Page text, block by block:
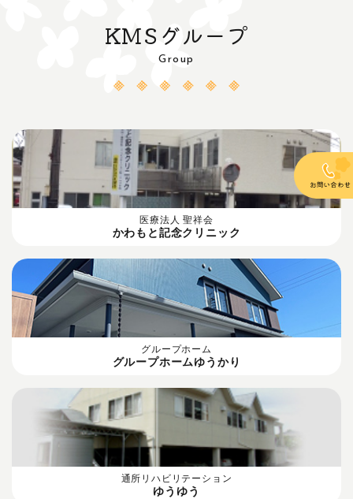
KMSグループ
Group
医療法人 聖祥会
かわもと記念クリニック
グループホーム
グループホームゆうかり
通所リハビリテーション
ゆうゆう